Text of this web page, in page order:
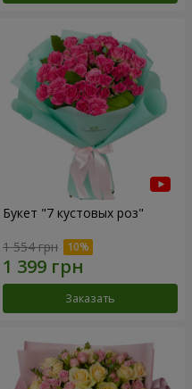
Букет "7 кустовых роз"
1 554 грн
Заказать